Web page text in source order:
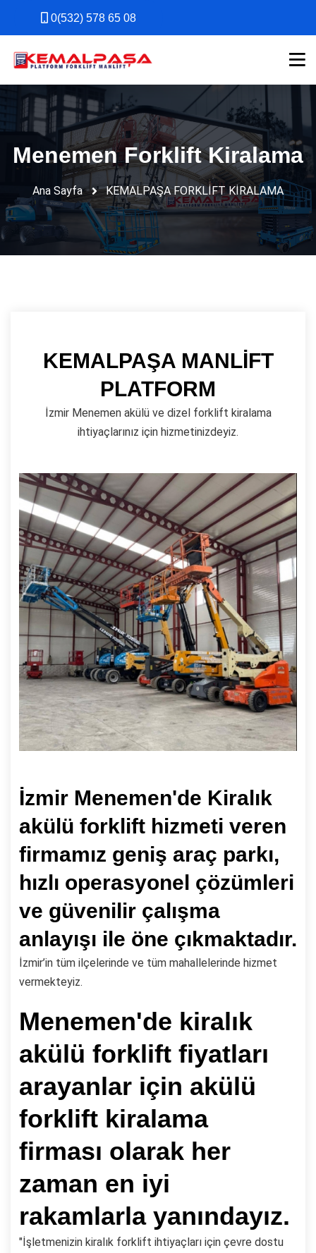
0(532) 578 65 08
0(532) 578 65 08
Menemen Forklift Kiralama
Ana Sayfa KEMALPAŞA FORKLİFT KİRALAMA
KEMALPAŞA MANLİFT
PLATFORM
İzmir Menemen akülü ve dizel forklift kiralama
ihtiyaçlarınız için hizmetinizdeyiz.
İzmir Menemen'de Kiralık
akülü forklift hizmeti veren
firmamız geniş araç parkı,
hızlı operasyonel çözümleri
ve güvenilir çalışma
anlayışı ile öne çıkmaktadır.
İzmir’in tüm ilçelerinde ve tüm mahallelerinde hizmet
vermekteyiz.
Menemen'de kiralık
akülü forklift fiyatları
arayanlar için akülü
forklift kiralama
firması olarak her
zaman en iyi
rakamlarla yanındayız.
"İşletmenizin kiralık forklift ihtiyaçları için çevre dostu